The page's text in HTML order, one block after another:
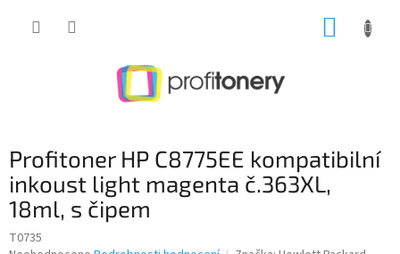
Profitoner HP C8775EE kompatibilní
inkoust light magenta č.363XL,
18ml, s čipem
T0735